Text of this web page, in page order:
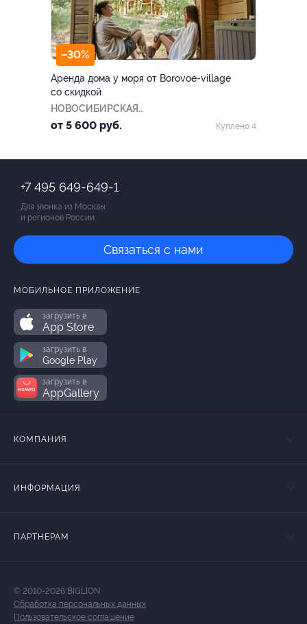
–30%
Аренда дома у моря от Borovoe-village
со скидкой
НОВОСИБИРСКАЯ
ОБЛАСТЬ
от 5 600 руб. Куплено 4
+7 495 649-649-1
Для звонка из Москвы
и регионов России
Связаться с нами
МОБИЛЬНОЕ ПРИЛОЖЕНИЕ
загрузить в
App Store
загрузить в
Google Play
загрузить в
AppGallery
КОМПАНИЯ
ИНФОРМАЦИЯ
ПАРТНЕРАМ
© 2010-2026 BIGLION
Обработка персональных данных
Пользовательское соглашение